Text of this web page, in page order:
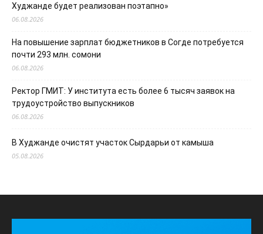
Худжанде будет реализован поэтапно»
06.08.2026
На повышение зарплат бюджетников в Согде потребуется
почти 293 млн. сомони
06.08.2026
Ректор ГМИТ: У института есть более 6 тысяч заявок на
трудоустройство выпускников
06.08.2026
В Худжанде очистят участок Сырдарьи от камыша
05.08.2026